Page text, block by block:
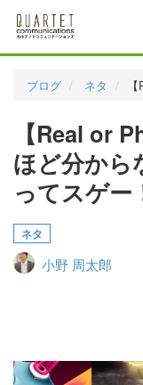
実績・お客様の声
初めて導入をお考え
広告代理店・HP制
お問い合わせ
ブログ ネタ
【Real or
ほど分か
ってスゲー
ネタ
小野 周太郎